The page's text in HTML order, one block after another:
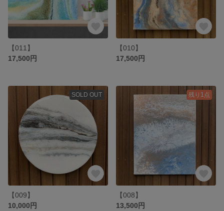
【011】
17,500円
【010】
17,500円
SOLD OUT
【009】
10,000円
残り1点
【008】
13,500円